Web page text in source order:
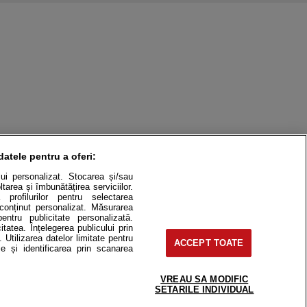
Cât costă?
pentru a oferi:
personalizat. Stocarea și/sau
și îmbunătățirea serviciilor.
profilurilor pentru selectarea
personalizat. Măsurarea
publicitate personalizată.
Înțelegerea publicului prin
datelor limitate pentru
și identificarea prin scanarea
ACCEPT TOATE
VREAU SA MODIFIC
SETARILE INDIVIDUAL